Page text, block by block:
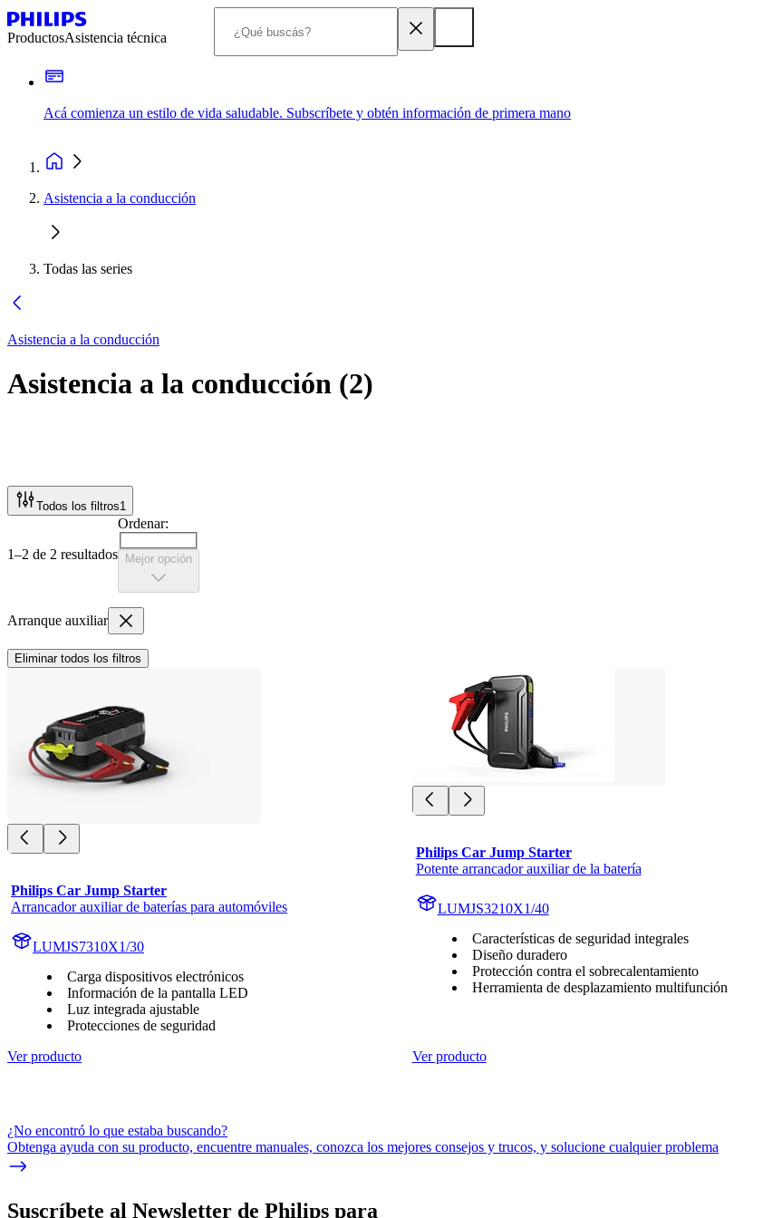
ProductosAsistencia técnica
Acá comienza un estilo de vida saludable. Subscríbete y obtén información de primera mano
Asistencia a la conducción
Todas las series
Asistencia a la conducción
Asistencia a la conducción (2)
Todos los filtros1
1–2 de 2 resultados
Ordenar:
Mejor opción
Arranque auxiliar
Eliminar todos los filtros
Philips Car Jump Starter
Arrancador auxiliar de baterías para automóviles
LUMJS7310X1/30
Carga dispositivos electrónicos
Información de la pantalla LED
Luz integrada ajustable
Protecciones de seguridad
Ver producto
Philips Car Jump Starter
Potente arrancador auxiliar de la batería
LUMJS3210X1/40
Características de seguridad integrales
Diseño duradero
Protección contra el sobrecalentamiento
Herramienta de desplazamiento multifunción
Ver producto
¿No encontró lo que estaba buscando?
Obtenga ayuda con su producto, encuentre manuales, conozca los mejores consejos y trucos, y solucione cualquier problema
Suscríbete al Newsletter de Philips para